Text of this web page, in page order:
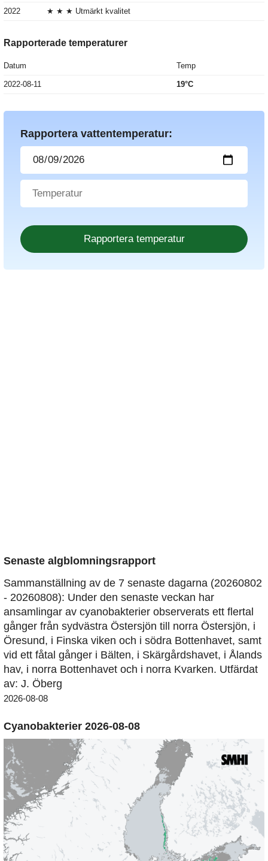
2022 ★ ★ ★ Utmärkt kvalitet
Rapporterade temperaturer
Datum Temp
2022-08-11 19°C
Rapportera vattentemperatur:
Senaste algblomningsrapport
Sammanställning av de 7 senaste dagarna (20260802
- 20260808): Under den senaste veckan har
ansamlingar av cyanobakterier observerats ett flertal
gånger från sydvästra Östersjön till norra Östersjön, i
Öresund, i Finska viken och i södra Bottenhavet, samt
vid ett fåtal gånger i Bälten, i Skärgårdshavet, i Ålands
hav, i norra Bottenhavet och i norra Kvarken. Utfärdat
av: J. Öberg
2026-08-08
Cyanobakterier 2026-08-08